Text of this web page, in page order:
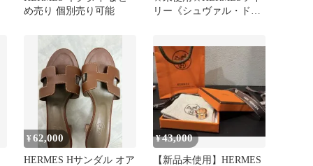
め売り 個別売り可能
リー《シュヴァル・ド
¥62,000
HERMES Hサンダル オア
¥43,000
【新品未使用】HERMES